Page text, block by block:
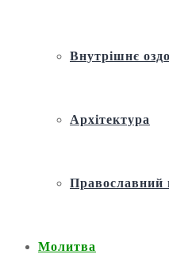
Внутрішнє
Архітектура
Православний
Молитва